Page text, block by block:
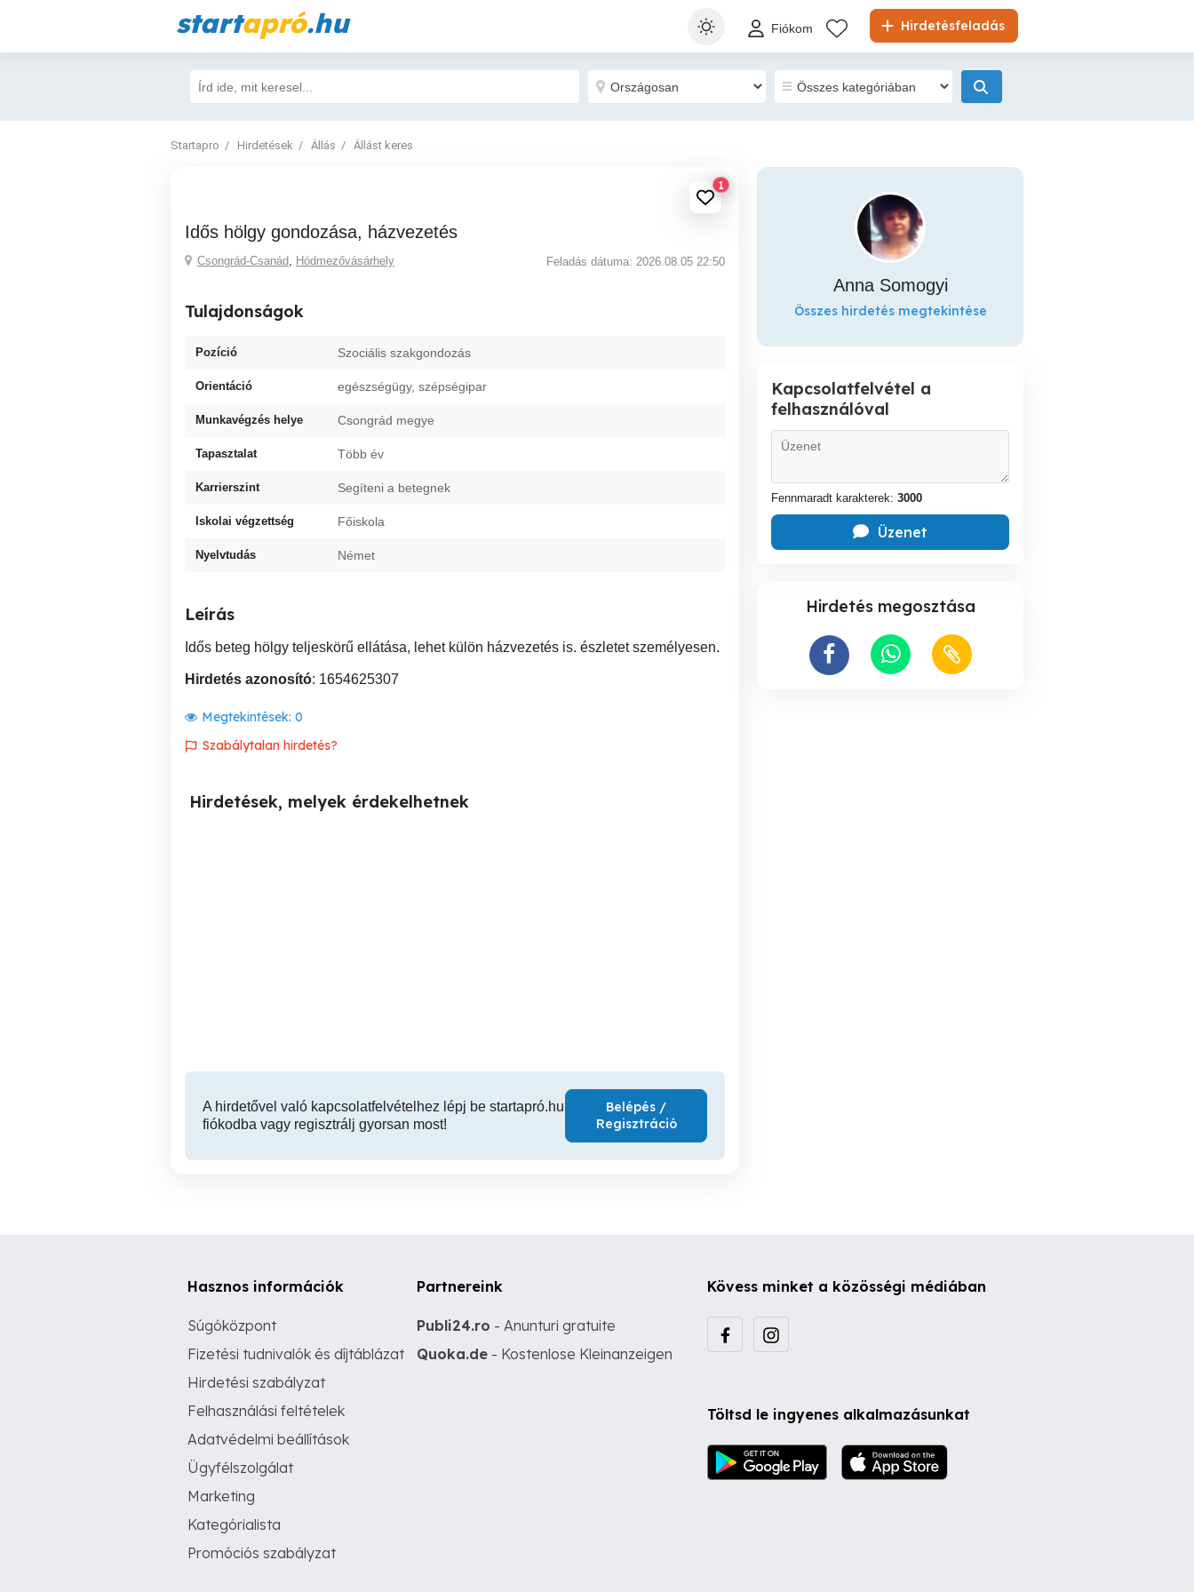
startapró.hu Hirdetésfeladás
Fiókom
Startapro Hirdetések Állás Állást keres
1
Idős hölgy gondozása, házvezetés
Csongrád-Csanád, Hódmezővásárhely Feladás dátuma: 2026.08.05 22:50
Tulajdonságok
Pozíció Szociális szakgondozás
Orientáció egészségügy, szépségipar
Munkavégzés helye Csongrád megye
Tapasztalat Több év
Karrierszint Segíteni a betegnek
Iskolai végzettség Főiskola
Nyelvtudás Német
Leírás
Idős beteg hölgy teljeskörű ellátása, lehet külön házvezetés is. észletet személyesen.
Hirdetés azonosító: 1654625307
Megtekintések: 0
Szabálytalan hirdetés?
Hirdetések, melyek érdekelhetnek
A hirdetővel való kapcsolatfelvételhez lépj be startapró.hu
fiókodba vagy regisztrálj gyorsan most!
Belépés /
Regisztráció
Anna Somogyi
Összes hirdetés megtekintése
Kapcsolatfelvétel a
felhasználóval
Fennmaradt karakterek: 3000
Üzenet
Hirdetés megosztása
Hasznos információk
Súgóközpont
Fizetési tudnivalók és díjtáblázat
Hirdetési szabályzat
Felhasználási feltételek
Adatvédelmi beállítások
Ügyfélszolgálat
Marketing
Kategórialista
Promóciós szabályzat
Partnereink
Publi24.ro - Anunturi gratuite
Quoka.de - Kostenlose Kleinanzeigen
Kövess minket a közösségi médiában
Töltsd le ingyenes alkalmazásunkat